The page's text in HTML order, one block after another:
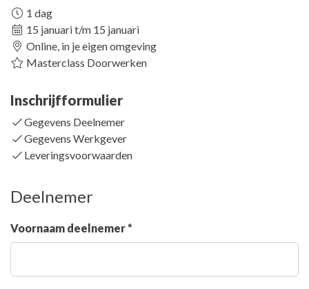
1 dag
15 januari t/m 15 januari
Online, in je eigen omgeving
Masterclass Doorwerken
Inschrijfformulier
Gegevens Deelnemer
Gegevens Werkgever
Leveringsvoorwaarden
Deelnemer
Voornaam deelnemer *